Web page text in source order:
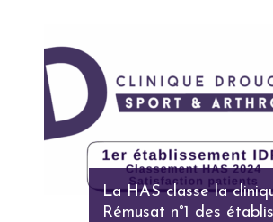
La HAS classe la
Rémusat n°1 des